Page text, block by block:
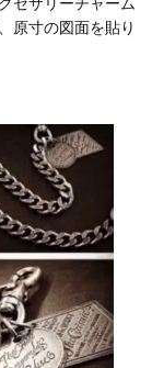
原寸の図面を貼り